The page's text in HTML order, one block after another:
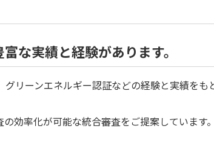
な実績と経験があります。
リーンエネルギー認証などの経験と実績を
効率化が可能な統合審査をご提案しています。